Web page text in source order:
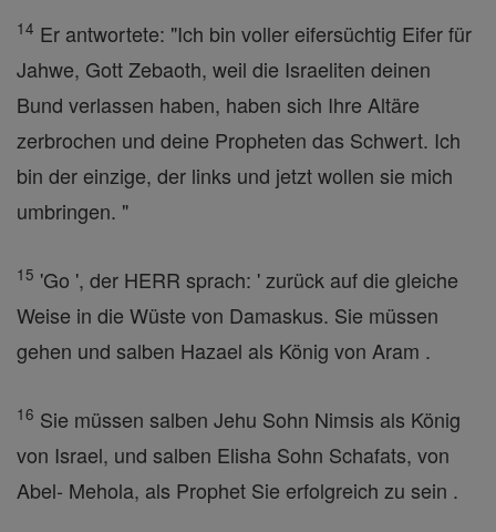
14 Er antwortete: "Ich bin voller eifersüchtig Eifer für
Jahwe, Gott Zebaoth, weil die Israeliten deinen
Bund verlassen haben, haben sich Ihre Altäre
zerbrochen und deine Propheten das Schwert. Ich
bin der einzige, der links und jetzt wollen sie mich
umbringen. "
15 'Go ', der HERR sprach: ' zurück auf die gleiche
Weise in die Wüste von Damaskus. Sie müssen
gehen und salben Hazael als König von Aram .
16 Sie müssen salben Jehu Sohn Nimsis als König
von Israel, und salben Elisha Sohn Schafats, von
Abel- Mehola, als Prophet Sie erfolgreich zu sein .